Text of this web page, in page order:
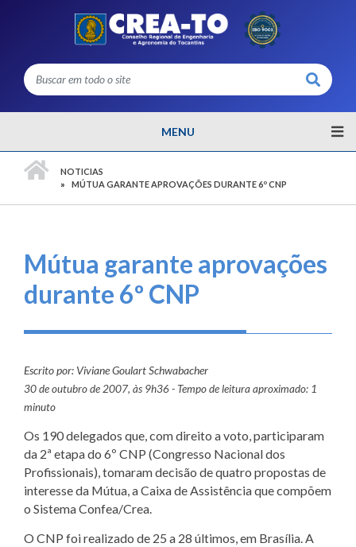
Buscar
MENU
NOTICIAS
MÚTUA GARANTE APROVAÇÕES DURANTE 6º CNP
Mútua garante aprovações
durante 6º CNP
Escrito por: Viviane Goulart Schwabacher
30 de outubro de 2007, às 9h36 - Tempo de leitura aproximado: 1
minuto
Os 190 delegados que, com direito a voto, participaram
da 2ª etapa do 6º CNP (Congresso Nacional dos
Profissionais), tomaram decisão de quatro propostas de
interesse da Mútua, a Caixa de Assistência que compõem
o Sistema Confea/Crea.
O CNP foi realizado de 25 a 28 últimos, em Brasília. A